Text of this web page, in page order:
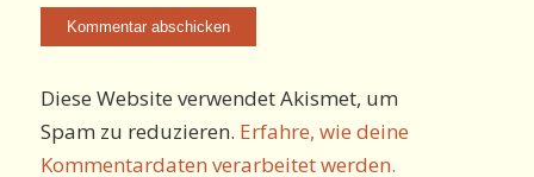
Diese Website verwendet Akismet, um
Spam zu reduzieren. Erfahre, wie deine
Kommentardaten verarbeitet werden.